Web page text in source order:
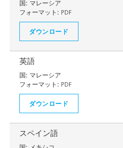
国: マレーシア
フォーマット: PDF
ダウンロード
英語
国: マレーシア
フォーマット: PDF
ダウンロード
スペイン語